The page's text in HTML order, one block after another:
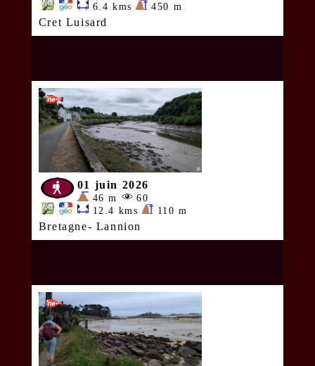
6.4 kms
450 m
Cret Luisard
01 juin 2026
46 m
60
12.4 kms
110 m
Bretagne- Lannion